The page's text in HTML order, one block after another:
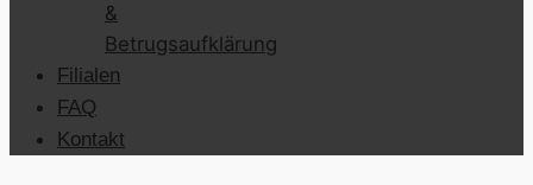
&
Betrugsaufklärung
Filialen
FAQ
Kontakt